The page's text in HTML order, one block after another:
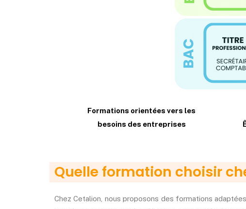
Formations orientées vers les
besoins des entreprises
Quelle formation choisir
Chez Cetalion, nous proposons des formations